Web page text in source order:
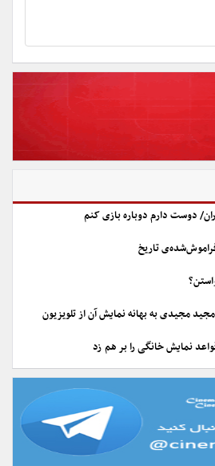
دوست دارم دوباره بازی کنم
تاریخ
مجید مجیدی به بهانه نمایش آن از تلویزیون
نمایش خانگی را بر هم زد